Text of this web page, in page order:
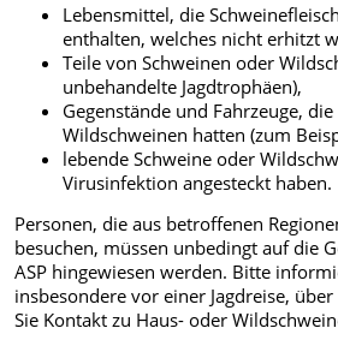
Lebensmittel, die
enthalten, welches nicht erhitzt
Teile von Schweinen oder
unbehandelte Jagdtrophäen),
Gegenstände und Fahrzeuge,
Wildschweinen hatten (zum
lebende Schweine oder
Virusinfektion angesteckt haben.
Personen, die aus betroffenen
besuchen, müssen unbedingt auf die
ASP hingewiesen werden. Bitte
insbesondere vor einer Jagdreise,
Sie Kontakt zu Haus- oder